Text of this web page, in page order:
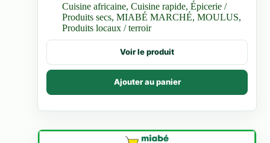
Cuisine africaine,Cuisine rapide,Épicerie /
Produits secs,MIABÉ MARCHÉ,MOULUS,
Produits locaux / terroir
Voir le produit
Ajouter au panier